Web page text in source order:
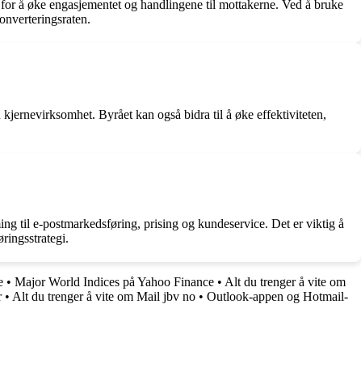
å øke engasjementet og handlingene til mottakerne. Ved å bruke
Byrået kan også bidra til å øke effektiviteten,
til e-postmarkedsføring, prising og kundeservice. Det er viktig å
• Major World Indices på Yahoo Finance • Alt du trenger å vite om
• Alt du trenger å vite om Mail jbv no • Outlook-appen og Hotmail-